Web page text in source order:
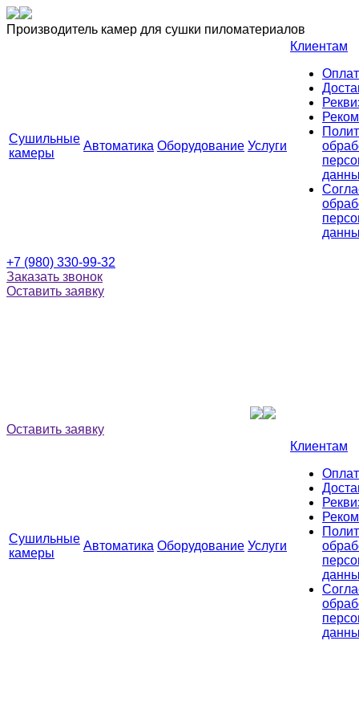
Производитель камер для сушки пиломатериалов
Сушильные
камеры
Автоматика Оборудование Услуги
Клиентам
+7 (980) 330-99-32
Заказать звонок
Оставить заявку
Оставить заявку
Сушильные
камеры
Автоматика Оборудование Услуги
Клиентам